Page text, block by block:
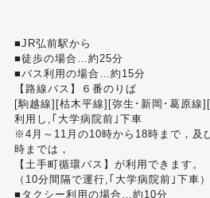
■JR弘前駅から
■徒歩の場合…約25分
■バス利用の場合…約15分
【路線バス】６番のりば
[駒越線][枯木平線][弥生･新岡･葛原線
利用し,｢大学病院前｣下車
※4月～11月の10時から18時まで，及
時までは，
【土手町循環バス】が利用できます。
（10分間隔で運行,｢大学病院前｣下車）
■タクシー利用の場合…約10分